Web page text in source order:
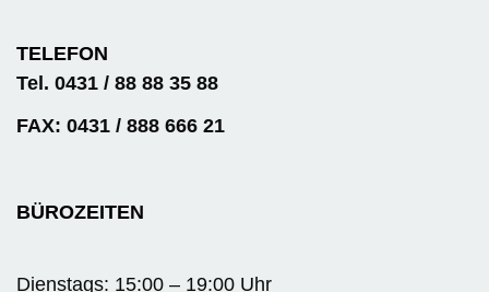
TELEFON
Tel. 0431 / 88 88 35 88
FAX: 0431 / 888 666 21
BÜROZEITEN
Dienstags: 15:00 – 19:00 Uhr